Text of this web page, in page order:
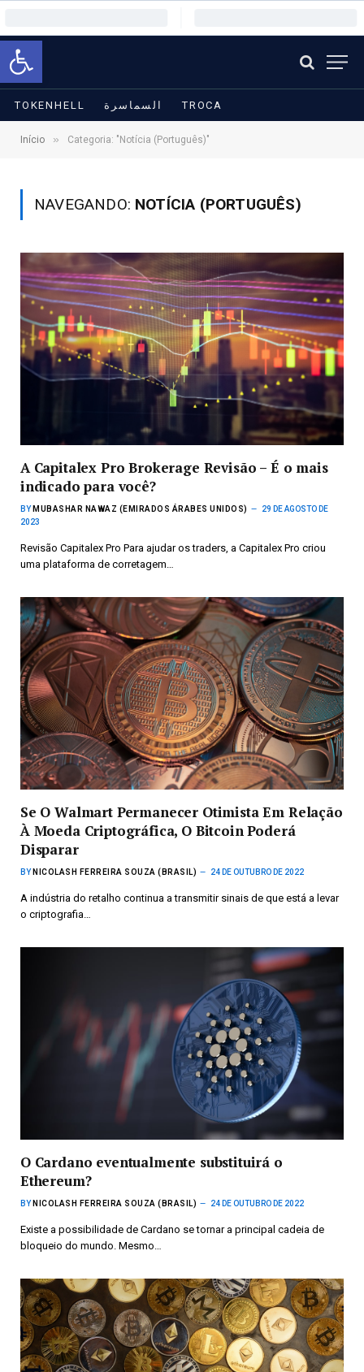
Barra de ferramentas aberta
TOKENHELL السماسرة TROCA
Início » Categoria: "Notícia (Português)"
NAVEGANDO: NOTÍCIA (PORTUGUÊS)
A Capitalex Pro Brokerage Revisão – É o mais
indicado para você?
BY MUBASHAR NAWAZ (EMIRADOS ÁRABES UNIDOS)
29 DE AGOSTO DE
2023
Revisão Capitalex Pro Para ajudar os traders, a Capitalex Pro criou
uma plataforma de corretagem…
Se O Walmart Permanecer Otimista Em Relação
À Moeda Criptográfica, O Bitcoin Poderá
Disparar
BY NICOLASH FERREIRA SOUZA (BRASIL) 24 DE OUTUBRO DE 2022
A indústria do retalho continua a transmitir sinais de que está a levar
o criptografia…
O Cardano eventualmente substituirá o
Ethereum?
BY NICOLASH FERREIRA SOUZA (BRASIL) 24 DE OUTUBRO DE 2022
Existe a possibilidade de Cardano se tornar a principal cadeia de
bloqueio do mundo. Mesmo…